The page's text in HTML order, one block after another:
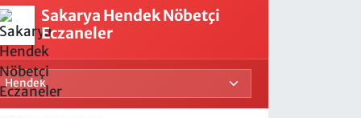
Sakarya Hendek Nöbetçi
Eczaneler